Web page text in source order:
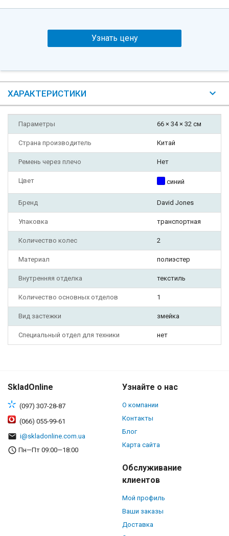
Узнать цену
ХАРАКТЕРИСТИКИ
Параметры 66 × 34 × 32 см
Страна производитель Китай
Ремень через плечо Нет
Цвет синий
Бренд David Jones
Упаковка транспортная
Количество колес 2
Материал полиэстер
Внутренняя отделка текстиль
Количество основных отделов 1
Вид застежки змейка
Специальный отдел для техники нет
SkladOnline
(097) 307-28-87
(066) 055-99-61
i@skladonline.com.ua
Пн—Пт 09:00—18:00
Узнайте о нас
О компании
Контакты
Блог
Карта сайта
Обслуживание
клиентов
Мой профиль
Ваши заказы
Доставка